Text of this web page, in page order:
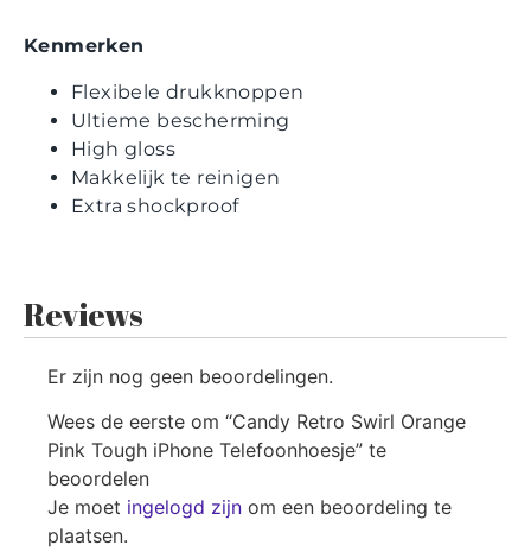
Kenmerken
Flexibele drukknoppen
Ultieme bescherming
High gloss
Makkelijk te reinigen
Extra shockproof
Reviews
Er zijn nog geen beoordelingen.
Wees de eerste om “Candy Retro Swirl Orange
Pink Tough iPhone Telefoonhoesje” te
beoordelen
Je moet ingelogd zijn om een beoordeling te
plaatsen.